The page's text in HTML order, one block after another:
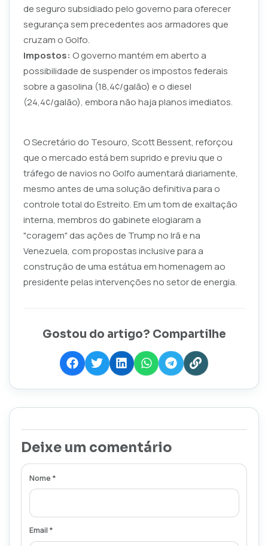
de seguro subsidiado pelo governo para oferecer
segurança sem precedentes aos armadores que
cruzam o Golfo.
Impostos: O governo mantém em aberto a
possibilidade de suspender os impostos federais
sobre a gasolina (18,4¢/galão) e o diesel
(24,4¢/galão), embora não haja planos imediatos.
O Secretário do Tesouro, Scott Bessent, reforçou
que o mercado está bem suprido e previu que o
tráfego de navios no Golfo aumentará diariamente,
mesmo antes de uma solução definitiva para o
controle total do Estreito. Em um tom de exaltação
interna, membros do gabinete elogiaram a
"coragem" das ações de Trump no Irã e na
Venezuela, com propostas inclusive para a
construção de uma estátua em homenagem ao
presidente pelas intervenções no setor de energia.
Gostou do artigo? Compartilhe
Deixe um comentário
Nome *
Email *